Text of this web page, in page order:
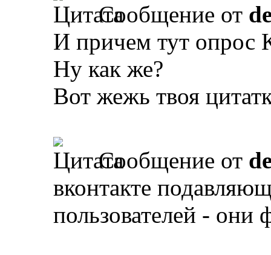
Сообщение от
И причем тут опрос
Ну как же?
Вот жежь твоя
Сообщение от
вконтакте
пользователей - они